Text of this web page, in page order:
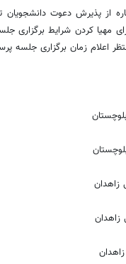
از پذیرش دعوت دانشجویان
مهیا کردن شرایط برگزاری
اعلام زمان برگزاری
زاهدان
زاهدان